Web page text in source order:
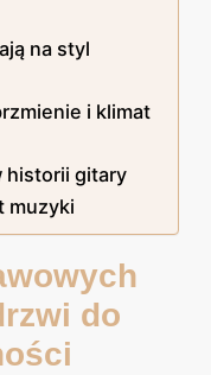
na styl
i klimat
historii gitary
muzyki
do